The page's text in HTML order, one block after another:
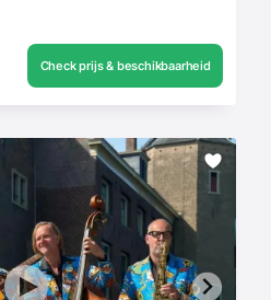
Check prijs & beschikbaarheid